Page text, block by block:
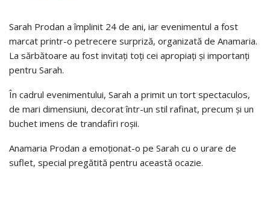
Sarah Prodan a împlinit 24 de ani, iar evenimentul a fost
marcat printr-o petrecere surpriză, organizată de Anamaria.
La sărbătoare au fost invitați toți cei apropiați și importanți
pentru Sarah.
În cadrul evenimentului, Sarah a primit un tort spectaculos,
de mari dimensiuni, decorat într-un stil rafinat, precum și un
buchet imens de trandafiri roșii.
Anamaria Prodan a emoționat-o pe Sarah cu o urare de
suflet, special pregătită pentru această ocazie.